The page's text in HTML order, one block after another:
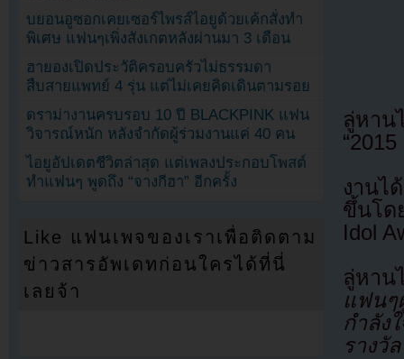
ลู่หาน
“2015
งานไ
ขึ้นโด
Idol
ลู่หา
แฟน
กำลัง
รางวั
บยอนอูซอกเคยเซอร์ไพรส์ไอยูด้วยเค้กสั่งทำ
พิเศษ แฟนๆเพิ่งสังเกตหลังผ่านมา 3 เดือน
ฮายองเปิดประวัติครอบครัวไม่ธรรมดา
สืบสายแพทย์ 4 รุ่น แต่ไม่เคยคิดเดินตามรอย
ดราม่างานครบรอบ 10 ปี BLACKPINK แฟน
วิจารณ์หนัก หลังจำกัดผู้ร่วมงานแค่ 40 คน
ไอยูอัปเดตชีวิตล่าสุด แต่เพลงประกอบโพสต์
ทำแฟนๆ พูดถึง “จางกีฮา” อีกครั้ง
Like แฟนเพจของเราเพื่อติดตาม
ข่าวสารอัพเดทก่อนใครได้ที่นี่
เลยจ้า